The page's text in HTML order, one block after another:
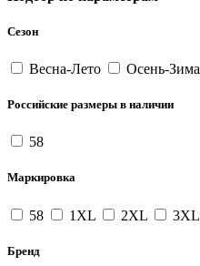
Сезон
Весна-Лето Осень-Зима
Российские размеры в наличии
58
Маркировка
58 1XL 2XL 3XL
Бренд